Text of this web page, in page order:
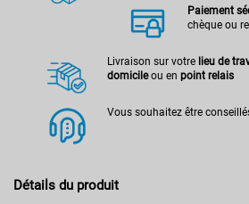
Paiement
chèque ou
Livraison sur votre lieu de
domicileou en point relais
Vous souhaitez être
Détails du produit